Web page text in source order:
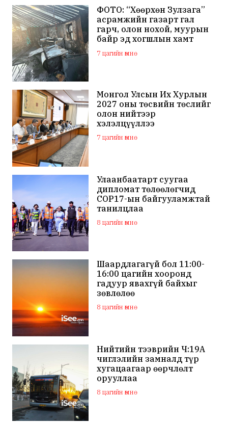
ФОТО: “Хөөрхөн Зулзага”
асрамжийн газарт гал
гарч, олон нохой, муурын
байр эд хогшлын хамт
шатжээ
7 цагийн өмнө
Монгол Улсын Их Хурлын
2027 оны төсвийн төслийг
олон нийтээр
хэлэлцүүллээ
7 цагийн өмнө
Улаанбаатарт суугаа
дипломат төлөөлөгчид
COP17-ын байгууламжтай
танилцлаа
8 цагийн өмнө
Шаардлагагүй бол 11:00-
16:00 цагийн хооронд
гадуур явахгүй байхыг
зөвлөлөө
8 цагийн өмнө
Нийтийн тээврийн Ч:19А
чиглэлийн замналд түр
хугацаагаар өөрчлөлт
орууллаа
8 цагийн өмнө